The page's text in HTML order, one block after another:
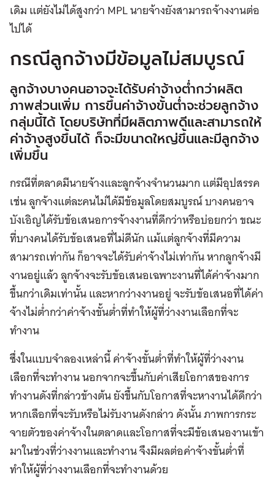
เดิม แต่ยังไม่ได้สูงกว่า MPL นายจ้างยังสามารถจ้างงานต่อ
ไปได้
กรณีลูกจ้างมีข้อมูลไม่สมบูรณ์
ลูกจ้างบางคนอาจจะได้รับค่าจ้างต่ำกว่าผลิต
ภาพส่วนเพิ่ม การขึ้นค่าจ้างขั้นต่ำจะช่วยลูกจ้าง
กลุ่มนี้ได้ โดยบริษัทที่มีผลิตภาพดีและสามารถให้
ค่าจ้างสูงขึ้นได้ ก็จะมีขนาดใหญ่ขึ้นและมีลูกจ้าง
เพิ่มขึ้น
กรณีที่ตลาดมีนายจ้างและลูกจ้างจำนวนมาก แต่มีอุปสรรค
เช่น ลูกจ้างแต่ละคนไม่ได้มีข้อมูลโดยสมบูรณ์ บางคนอาจ
บังเอิญได้รับข้อเสนอการจ้างงานที่ดีกว่าหรือบ่อยกว่า ขณะ
ที่บางคนได้รับข้อเสนอที่ไม่ดีนัก แม้แต่ลูกจ้างที่มีความ
สามารถเท่ากัน ก็อาจจะได้รับค่าจ้างไม่เท่ากัน หากลูกจ้างมี
งานอยู่แล้ว ลูกจ้างจะรับข้อเสนอเฉพาะงานที่ได้ค่าจ้างมาก
ขึ้นกว่าเดิมเท่านั้น และหากว่างงานอยู่ จะรับข้อเสนอที่ได้ค่า
จ้างไม่ต่ำกว่าค่าจ้างขั้นต่ำที่ทำให้ผู้ที่ว่างงานเลือกที่จะ
ทำงาน
ซึ่งในแบบจำลองเหล่านี้ ค่าจ้างขั้นต่ำที่ทำให้ผู้ที่ว่างงาน
เลือกที่จะทำงาน นอกจากจะขึ้นกับค่าเสียโอกาสของการ
ทำงานดังที่กล่าวข้างต้น ยังขึ้นกับโอกาสที่จะหางานได้ดีกว่า
หากเลือกที่จะรับหรือไม่รับงานดังกล่าว ดังนั้น ภาพการกระ
จายตัวของค่าจ้างในตลาดและโอกาสที่จะมีข้อเสนองานเข้า
มาในช่วงที่ว่างงานและทำงาน จึงมีผลต่อค่าจ้างขั้นต่ำที่
ทำให้ผู้ที่ว่างงานเลือกที่จะทำงานด้วย